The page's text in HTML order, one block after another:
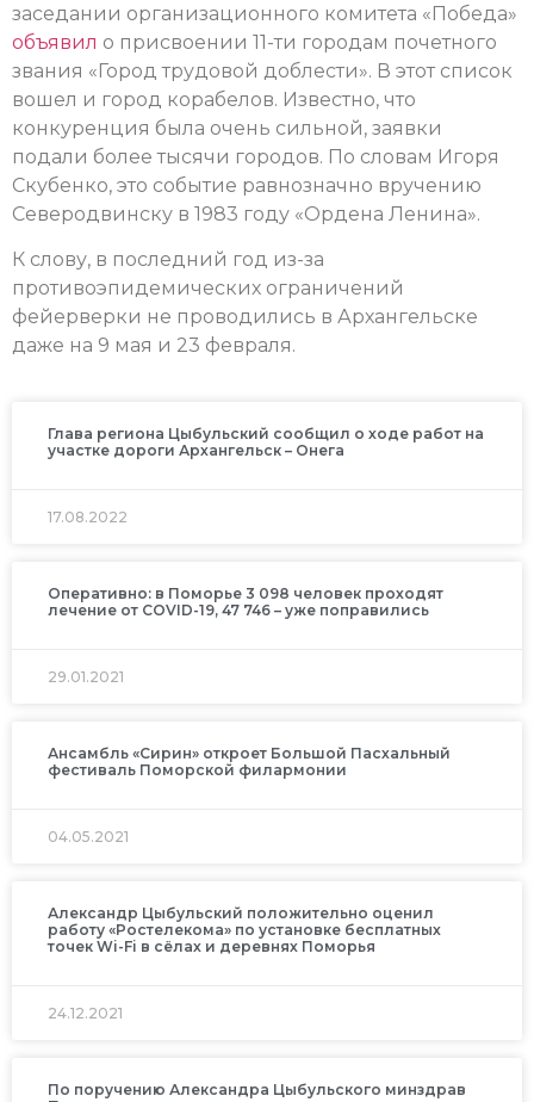
заседании организационного комитета «Победа»
объявил о присвоении 11-ти городам почетного
звания «Город трудовой доблести». В этот список
вошел и город корабелов. Известно, что
конкуренция была очень сильной, заявки
подали более тысячи городов. По словам Игоря
Скубенко, это событие равнозначно вручению
Северодвинску в 1983 году «Ордена Ленина».
К слову, в последний год из-за
противоэпидемических ограничений
фейерверки не проводились в Архангельске
даже на 9 мая и 23 февраля.
Глава региона Цыбульский сообщил о ходе работ на
участке дороги Архангельск – Онега
17.08.2022
Оперативно: в Поморье 3 098 человек проходят
лечение от COVID-19, 47 746 – уже поправились
29.01.2021
Ансамбль «Сирин» откроет Большой Пасхальный
фестиваль Поморской филармонии
04.05.2021
Александр Цыбульский положительно оценил
работу «Ростелекома» по установке бесплатных
точек Wi-Fi в сёлах и деревнях Поморья
24.12.2021
По поручению Александра Цыбульского минздрав